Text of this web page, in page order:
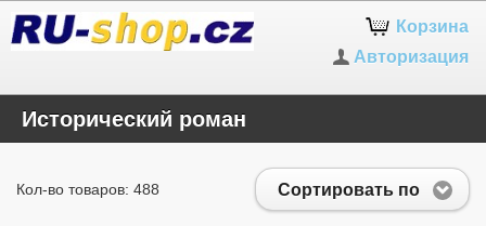
Корзина
Авторизация
Исторический роман
Сортировать по
Кол-во товаров: 488